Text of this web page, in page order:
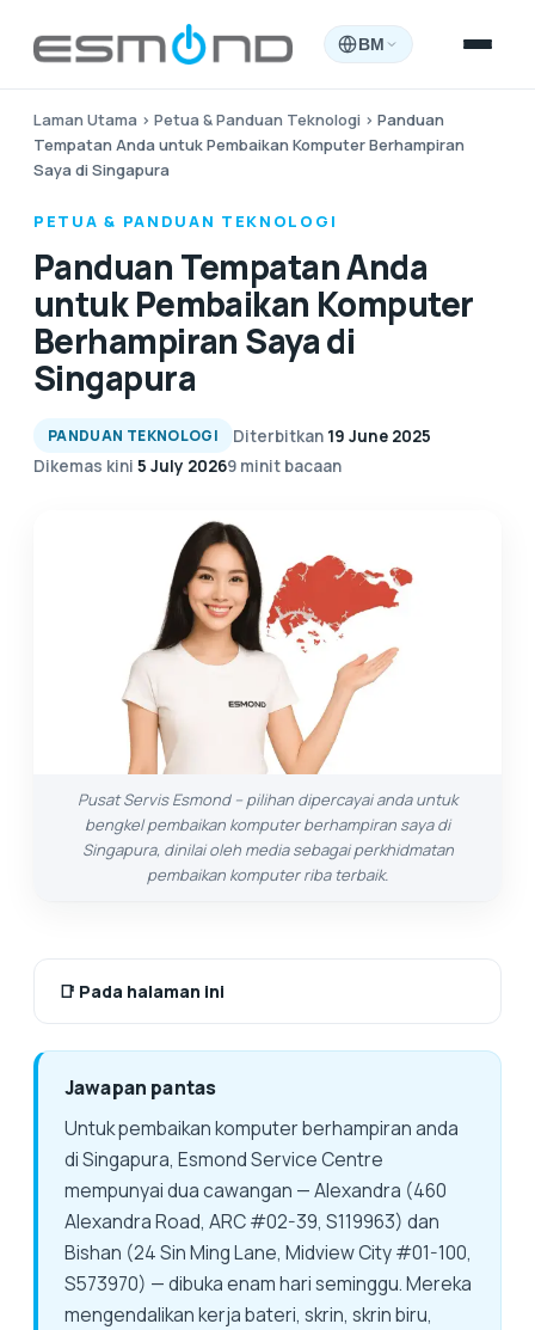
BM
Laman Utama › Petua & Panduan Teknologi › Panduan
Tempatan Anda untuk Pembaikan Komputer Berhampiran
Saya di Singapura
PETUA & PANDUAN TEKNOLOGI
Panduan Tempatan Anda
untuk Pembaikan Komputer
Berhampiran Saya di
Singapura
PANDUAN TEKNOLOGI Diterbitkan 19 June 2025
Dikemas kini 5 July 20269 minit bacaan
Pusat Servis Esmond – pilihan dipercayai anda untuk
bengkel pembaikan komputer berhampiran saya di
Singapura, dinilai oleh media sebagai perkhidmatan
pembaikan komputer riba terbaik.
📑 Pada halaman ini
Jawapan pantas
Untuk pembaikan komputer berhampiran anda
di Singapura, Esmond Service Centre
mempunyai dua cawangan — Alexandra (460
Alexandra Road, ARC #02-39, S119963) dan
Bishan (24 Sin Ming Lane, Midview City #01-100,
S573970) — dibuka enam hari seminggu. Mereka
mengendalikan kerja bateri, skrin, skrin biru,